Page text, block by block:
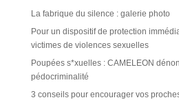
La fabrique du silence : galerie photo
Pour un dispositif de protection
victimes de violences sexuelles
Poupées s*xuelles : CAMELEON
pédocriminalité
3 conseils pour encourager vos